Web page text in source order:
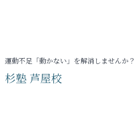
運動不足「動かない」を解消しませんか？
杉塾 芦屋校